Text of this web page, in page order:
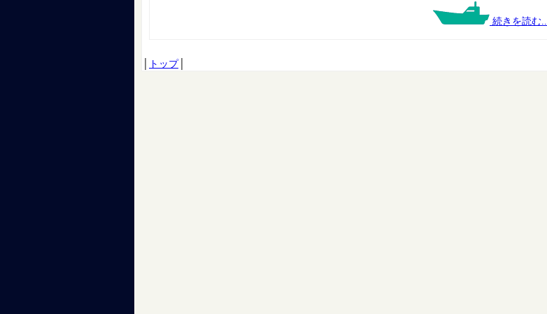
続きを読む...
トップ│